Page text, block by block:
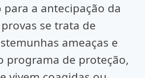
a antecipação da
se trata de
ameaças e
programa de proteção,